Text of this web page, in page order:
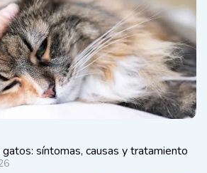
gatos: síntomas, causas y tratamiento